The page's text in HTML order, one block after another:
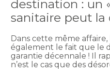
destination : un
sanitaire peut la
Dans cette même
également le fait que le
garantie décennale ! Il
n’est le cas que des